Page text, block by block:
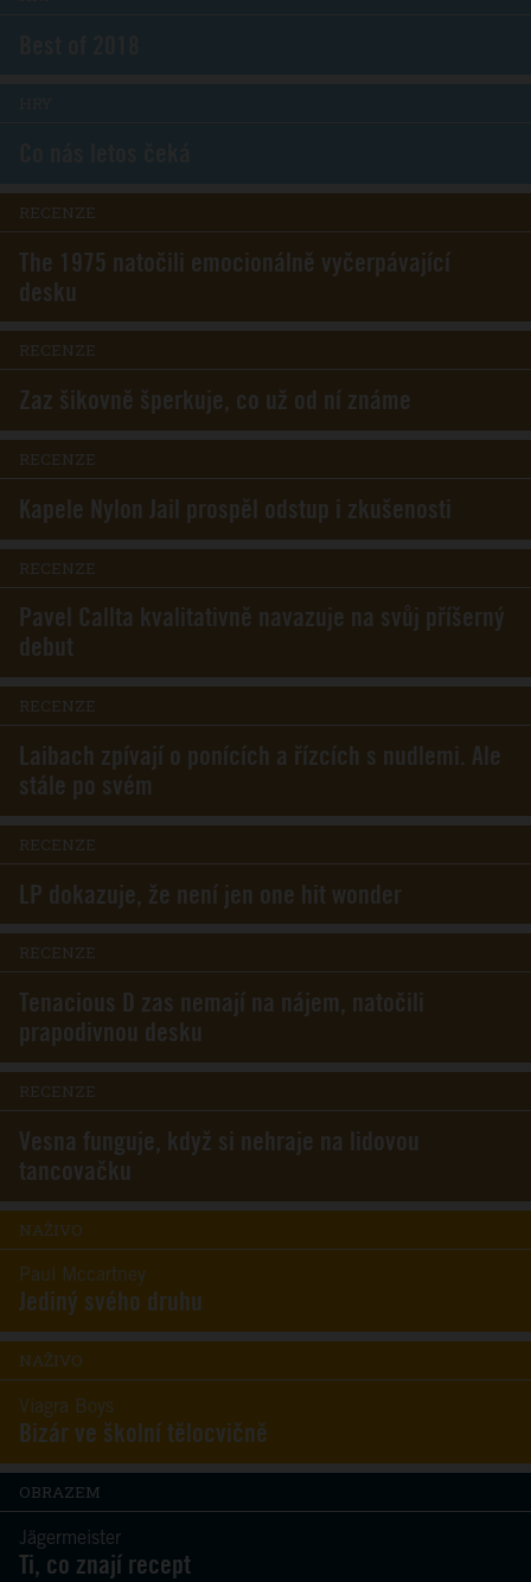
RECENZE
The 1975 natočili emocionálně vyčerpávající
desku
RECENZE
Zaz šikovně šperkuje, co už od ní známe
RECENZE
Kapele Nylon Jail prospěl odstup i zkušenosti
RECENZE
Pavel Callta kvalitativně navazuje na svůj příšerný
debut
RECENZE
Laibach zpívají o ponících a řízcích s nudlemi. Ale
stále po svém
RECENZE
LP dokazuje, že není jen one hit wonder
RECENZE
Tenacious D zas nemají na nájem, natočili
prapodivnou desku
RECENZE
Vesna funguje, když si nehraje na lidovou
tancovačku
NAŽIVO
Paul Mccartney
Jediný svého druhu
NAŽIVO
Viagra Boys
Bizár ve školní tělocvičně
OBRAZEM
Jägermeister
Ti, co znají recept